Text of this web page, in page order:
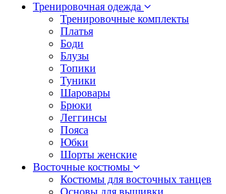
Тренировочная одежда
Тренировочные комплекты
Платья
Боди
Блузы
Топики
Туники
Шаровары
Брюки
Леггинсы
Пояса
Юбки
Шорты женские
Восточные костюмы
Костюмы для восточных танцев
Основы для вышивки